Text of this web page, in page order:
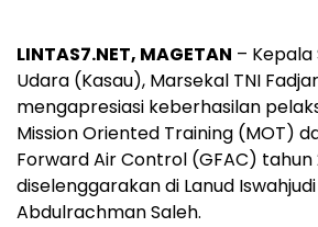
LINTAS7.NET, MAGETAN –
Udara (Kasau), Marsekal TNI
mengapresiasi keberhasilan
Mission Oriented Training (MOT)
Forward Air Control (GFAC) tahun
diselenggarakan di Lanud
Abdulrachman Saleh.